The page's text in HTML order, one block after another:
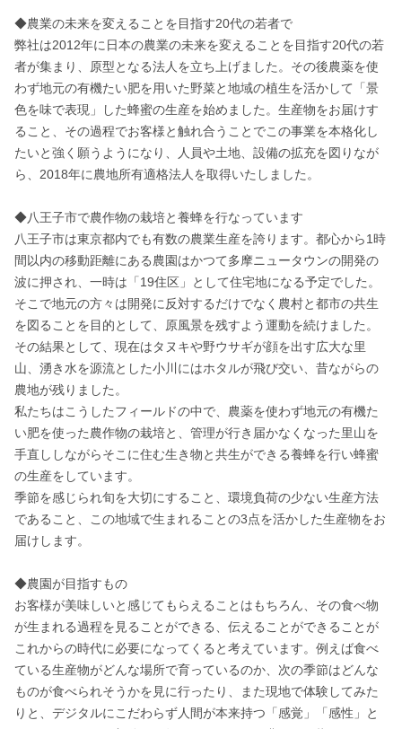
◆農業の未来を変えることを目指す20代の若者で
弊社は2012年に日本の農業の未来を変えることを目指す20代の若
者が集まり、原型となる法人を立ち上げました。その後農薬を使
わず地元の有機たい肥を用いた野菜と地域の植生を活かして「景
色を味で表現」した蜂蜜の生産を始めました。生産物をお届けす
ること、その過程でお客様と触れ合うことでこの事業を本格化し
たいと強く願うようになり、人員や土地、設備の拡充を図りなが
ら、2018年に農地所有適格法人を取得いたしました。
◆八王子市で農作物の栽培と養蜂を行なっています
八王子市は東京都内でも有数の農業生産を誇ります。都心から1時
間以内の移動距離にある農園はかつて多摩ニュータウンの開発の
波に押され、一時は「19住区」として住宅地になる予定でした。
そこで地元の方々は開発に反対するだけでなく農村と都市の共生
を図ることを目的として、原風景を残すよう運動を続けました。
その結果として、現在はタヌキや野ウサギが顔を出す広大な里
山、湧き水を源流とした小川にはホタルが飛び交い、昔ながらの
農地が残りました。
私たちはこうしたフィールドの中で、農薬を使わず地元の有機た
い肥を使った農作物の栽培と、管理が行き届かなくなった里山を
手直ししながらそこに住む生き物と共生ができる養蜂を行い蜂蜜
の生産をしています。
季節を感じられ旬を大切にすること、環境負荷の少ない生産方法
であること、この地域で生まれることの3点を活かした生産物をお
届けします。
◆農園が目指すもの
お客様が美味しいと感じてもらえることはもちろん、その食べ物
が生まれる過程を見ることができる、伝えることができることが
これからの時代に必要になってくると考えています。例えば食べ
ている生産物がどんな場所で育っているのか、次の季節はどんな
ものが食べられそうかを見に行ったり、また現地で体験してみた
りと、デジタルにこだわらず人間が本来持つ「感覚」「感性」と